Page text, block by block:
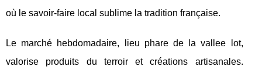
où le savoir-faire local sublime la tradition française.
Le marché hebdomadaire, lieu phare de la vallee lot,
valorise produits du terroir et créations artisanales.